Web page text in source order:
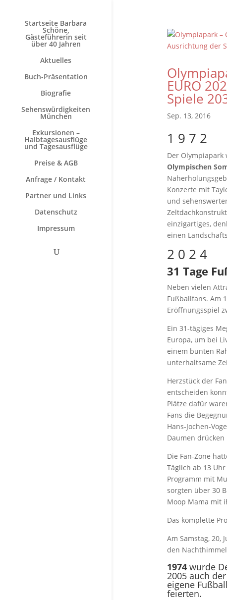
Startseite Barbara
Schöne,
Gästeführerin seit
über 40 Jahren
Aktuelles
Buch-Präsentation
Biografie
Sehenswürdigkeiten
München
Exkursionen –
Halbtagesausflüge
und Tagesausflüge
Preise & AGB
Anfrage / Kontakt
Partner und Links
Datenschutz
Impressum
EURO
Spiele
Sep. 13, 2016
1 9 7 2
Der
Olympischen
Konzerte mit
und
einzigartiges,
einen
2 0 2 4
31 Tage
Neben vielen
Fußballfans. Am
Eröffnungsspiel
Ein 31-tägiges
Europa, um bei
einem bunten
unterhaltsame
Herzstück der
entscheiden
Plätze dafür
Fans die
Hans-Jochen-
Daumen
Die Fan-Zone
Täglich ab 13
Programm mit
sorgten über 30
Moop Mama mit
Das komplette
Am Samstag, 20,
den
1974wurde
2005 auch
eigene
feierten.